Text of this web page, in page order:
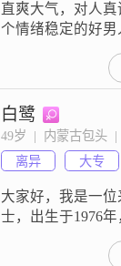
直爽大气，对人
个情绪稳定的好男
白鹭
49岁  |  内蒙古包头  |
离异
大专
大家好，我是一
士，出生于1976
工作，月收入大